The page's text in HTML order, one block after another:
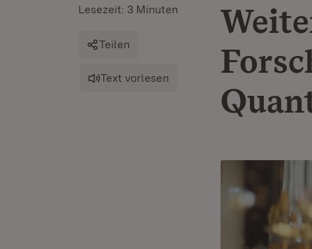
Lesezeit: 3 Minuten
Teilen
Text vorlesen